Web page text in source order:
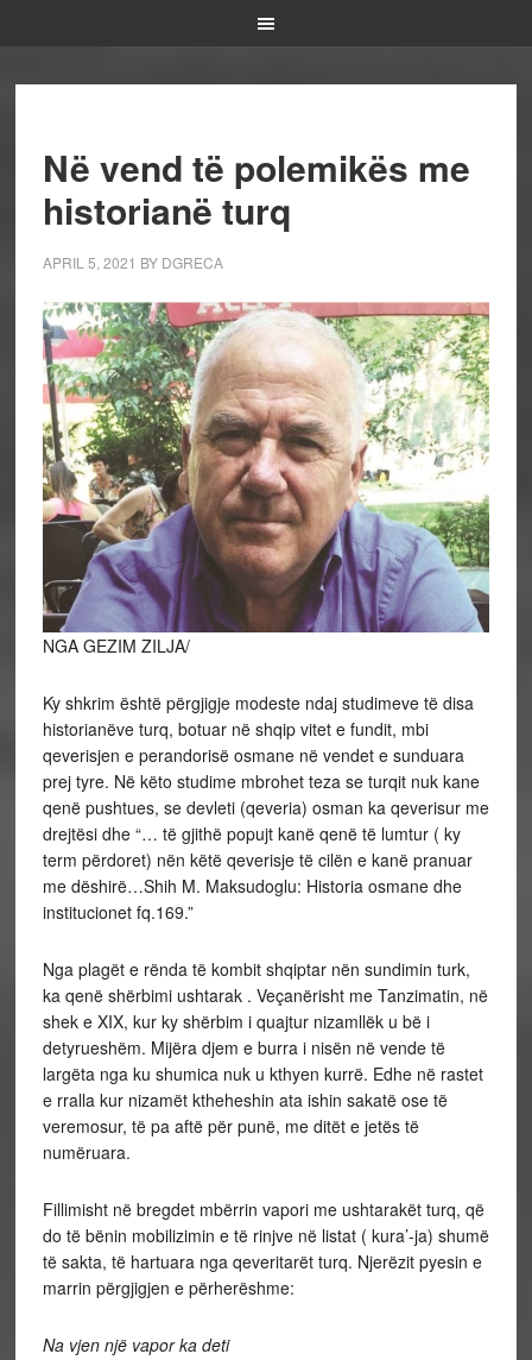
Në vend të polemikës me
historianë turq
APRIL 5, 2021 BY DGRECA
NGA GEZIM ZILJA/
Ky shkrim është përgjigje modeste ndaj studimeve të disa
historianëve turq, botuar në shqip vitet e fundit, mbi
qeverisjen e perandorisë osmane në vendet e sunduara
prej tyre. Në këto studime mbrohet teza se turqit nuk kane
qenë pushtues, se devleti (qeveria) osman ka qeverisur me
drejtësi dhe “… të gjithë popujt kanë qenë të lumtur ( ky
term përdoret) nën këtë qeverisje të cilën e kanë pranuar
me dëshirë…Shih M. Maksudoglu: Historia osmane dhe
institucionet fq.169.”
Nga plagët e rënda të kombit shqiptar nën sundimin turk,
ka qenë shërbimi ushtarak . Veçanërisht me Tanzimatin, në
shek e XIX, kur ky shërbim i quajtur nizamllëk u bë i
detyrueshëm. Mijëra djem e burra i nisën në vende të
largëta nga ku shumica nuk u kthyen kurrë. Edhe në rastet
e rralla kur nizamët ktheheshin ata ishin sakatë ose të
veremosur, të pa aftë për punë, me ditët e jetës të
numëruara.
Fillimisht në bregdet mbërrin vapori me ushtarakët turq, që
do të bënin mobilizimin e të rinjve në listat ( kura’-ja) shumë
të sakta, të hartuara nga qeveritarët turq. Njerëzit pyesin e
marrin përgjigjen e përherëshme:
Na vjen një vapor ka deti